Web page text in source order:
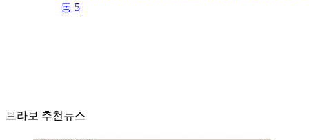
동 5
브라보 추천뉴스